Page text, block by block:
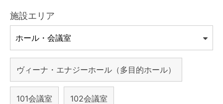
施設エリア
ヴィーナ・エナジーホール（多目的ホール）
101会議室 102会議室